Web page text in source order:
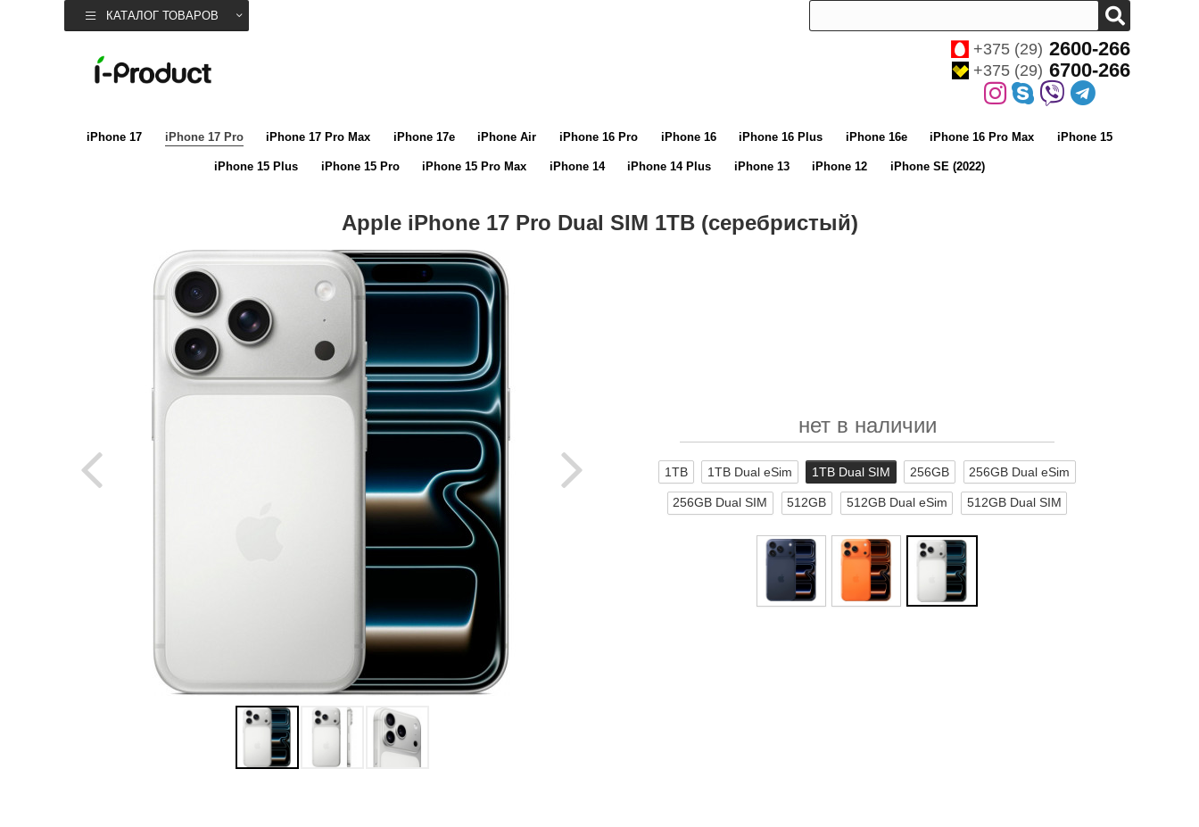
КАТАЛОГ ТОВАРОВ
+375 (29) 2600-266
+375 (29) 6700-266
iPhone 17 iPhone 17 Pro iPhone 17 Pro Max iPhone 17e iPhone Air iPhone 16 Pro iPhone 16 iPhone 16 Plus iPhone 16e iPhone 16 Pro Max iPhone 15
iPhone 15 Plus iPhone 15 Pro iPhone 15 Pro Max iPhone 14 iPhone 14 Plus iPhone 13 iPhone 12 iPhone SE (2022)
Apple iPhone 17 Pro Dual SIM 1TB (серебристый)
нет в наличии
1TB 1TB Dual eSim 1TB Dual SIM 256GB 256GB Dual eSim
256GB Dual SIM 512GB 512GB Dual eSim 512GB Dual SIM